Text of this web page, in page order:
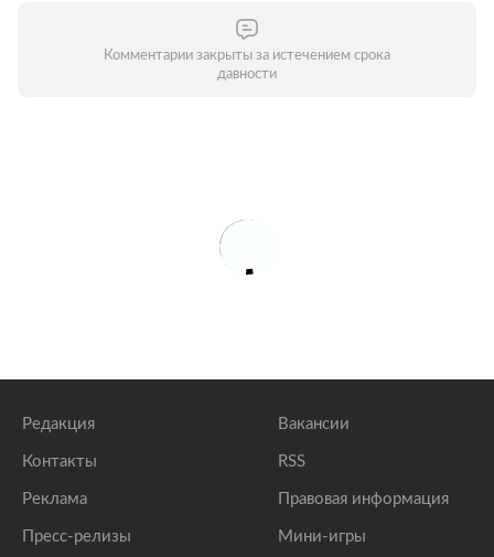
Комментарии закрыты за истечением срока
давности
Редакция
Контакты
Реклама
Пресс-релизы
Вакансии
RSS
Правовая информация
Мини-игры